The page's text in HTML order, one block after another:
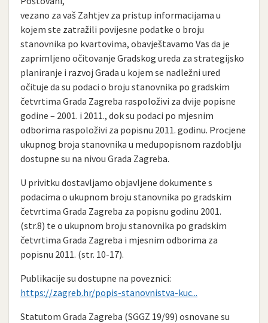
vezano za vaš Zahtjev za pristup informacijama u
kojem ste zatražili povijesne podatke o broju
stanovnika po kvartovima, obavještavamo Vas da je
zaprimljeno očitovanje Gradskog ureda za strategijsko
planiranje i razvoj Grada u kojem se nadležni ured
očituje da su podaci o broju stanovnika po gradskim
četvrtima Grada Zagreba raspoloživi za dvije popisne
godine – 2001. i 2011., dok su podaci po mjesnim
odborima raspoloživi za popisnu 2011. godinu. Procjene
ukupnog broja stanovnika u međupopisnom razdoblju
dostupne su na nivou Grada Zagreba.
U privitku dostavljamo objavljene dokumente s
podacima o ukupnom broju stanovnika po gradskim
četvrtima Grada Zagreba za popisnu godinu 2001.
(str.8) te o ukupnom broju stanovnika po gradskim
četvrtima Grada Zagreba i mjesnim odborima za
popisnu 2011. (str. 10-17).
Publikacije su dostupne na poveznici:
https://zagreb.hr/popis-stanovnistva-kuc...
Statutom Grada Zagreba (SGGZ 19/99) osnovane su